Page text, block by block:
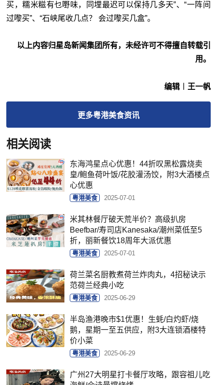
买，糯米糍有乜嘢味，同埋最迟可以保持几多天”、“一阵间
过嚟买”、“石峡尾收几点？ 会过嚟买几盒”。
以上内容归星岛新闻集团所有，未经许可不得擅自转载引
用。
编辑︱王一帆
更多粤港美食资讯
相关阅读
东海鸿星点心优惠！44折叹黑松露烧卖
皇/鲍鱼荷叶饭/花胶灌汤饺，附3大酒楼点
心优惠
粤港美食 2025-07-01
米其林餐厅破天荒半价？高级扒房
Beefbar/寿司店Kanesaka/潮州菜低至5
折，丽新餐饮18周年大派优惠
粤港美食 2025-07-01
荷兰菜名厨教煮荷兰炸肉丸，4招秘诀示
范荷兰经典小吃
粤港美食 2025-06-29
半岛渔港晚市$1优惠！生蚝/白灼虾/烧
鹅，星期一至五供应，附3大连锁酒楼特
价小菜
粤港美食 2025-06-29
广州27大明星打卡餐厅攻略，跟容祖儿吃